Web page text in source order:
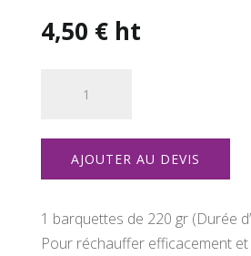
4,50 € ht
barquettes
powerflam
220
AJOUTER AU DEVIS
1 barquettes de 220 gr (Durée
Pour réchauffer efficacement